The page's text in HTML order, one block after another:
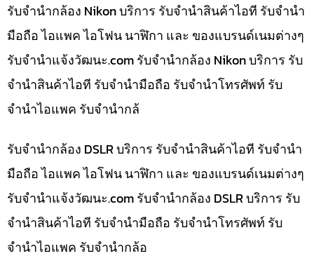
รับจำนำกล้อง Nikon บริการ รับจำนำสินค้าไอที รับจำนำ
มือถือ ไอแพค ไอโฟน นาฬิกา และ ของแบรนด์เนมต่างๆ
รับจํานําแจ้งวัฒนะ.com รับจำนำกล้อง Nikon บริการ รับ
จำนำสินค้าไอที รับจำนำมือถือ รับจำนำโทรศัพท์ รับ
จำนำไอแพค รับจำนำกล้
รับจำนำกล้อง DSLR บริการ รับจำนำสินค้าไอที รับจำนำ
มือถือ ไอแพค ไอโฟน นาฬิกา และ ของแบรนด์เนมต่างๆ
รับจํานําแจ้งวัฒนะ.com รับจำนำกล้อง DSLR บริการ รับ
จำนำสินค้าไอที รับจำนำมือถือ รับจำนำโทรศัพท์ รับ
จำนำไอแพค รับจำนำกล้อ